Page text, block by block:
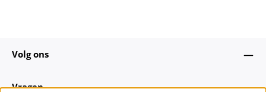
Volg ons
Vragen